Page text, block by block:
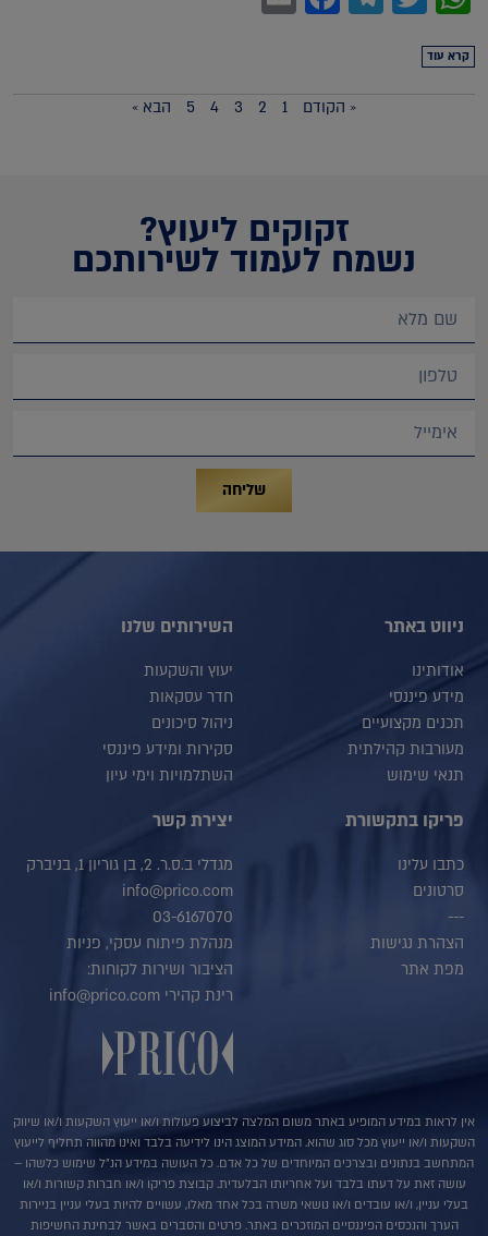
קרא עוד
« הקודם 1
2
3
4
5 הבא »
זקוקים ליעוץ?
נשמח לעמוד לשירותכם
שליחה
ניווט באתר
אודותינו
מידע פיננסי
תכנים מקצועיים
מעורבות קהילתית
תנאי שימוש
השירותים שלנו
יעוץ והשקעות
חדר עסקאות
ניהול סיכונים
סקירות ומידע פיננסי
השתלמויות וימי עיון
פריקו בתקשורת
כתבו עלינו
סרטונים
---
הצהרת נגישות
מפת אתר
יצירת קשר
מגדלי ב.ס.ר. 2, בן גוריון 1, בניברק
info@prico.com
03-6167070
מנהלת פיתוח עסקי, פניות
הציבור ושירות לקוחות:
רינת קהירי info@prico.com
אין לראות במידע המופיע באתר משום המלצה לביצוע פעולות ו/או ייעוץ השקעות ו/או שיווק
השקעות ו/או ייעוץ מכל סוג שהוא. המידע המוצג הינו לידיעה בלבד ואינו מהווה תחליף לייעוץ
המתחשב בנתונים ובצרכים המיוחדים של כל אדם. כל העושה במידע הנ"ל שימוש כלשהו –
עושה זאת על דעתו בלבד ועל אחריותו הבלעדית. קבוצת פריקו ו/או חברות קשורות ו/או
בעלי עניין, ו/או עובדים ו/או נושאי משרה בכל אחד מאלו, עשויים להיות בעלי עניין בניירות
הערך והנכסים הפיננסיים המוזכרים באתר. פרטים והסברים באשר לבחינת החשיפות